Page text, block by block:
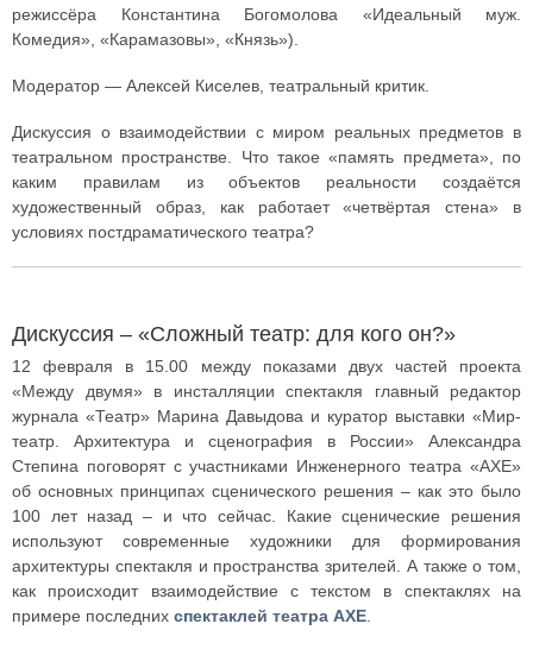
режиссёра Константина Богомолова «Идеальный муж.
Комедия», «Карамазовы», «Князь»).
Модератор — Алексей Киселев, театральный критик.
Дискуссия о взаимодействии с миром реальных предметов в
театральном пространстве. Что такое «память предмета», по
каким правилам из объектов реальности создаётся
художественный образ, как работает «четвёртая стена» в
условиях постдраматического театра?
Дискуссия – «Сложный театр: для кого он?»
12 февраля в 15.00 между показами двух частей проекта
«Между двумя» в инсталляции спектакля главный редактор
журнала «Театр» Марина Давыдова и куратор выставки «Мир-
театр. Архитектура и сценография в России» Александра
Степина поговорят с участниками Инженерного театра «АХЕ»
об основных принципах сценического решения – как это было
100 лет назад – и что сейчас. Какие сценические решения
используют современные художники для формирования
архитектуры спектакля и пространства зрителей. А также о том,
как происходит взаимодействие с текстом в спектаклях на
примере последних спектаклей театра АХЕ